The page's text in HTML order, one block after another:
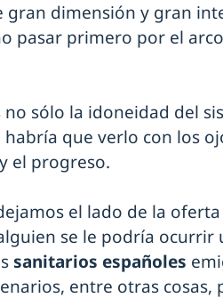
gran dimensión y gran
pasar primero por el
no sólo la idoneidad del
habría que verlo con los
el progreso.
el lado de la
se le podría ocurrir
sanitarios españoles
entre otras cosas,